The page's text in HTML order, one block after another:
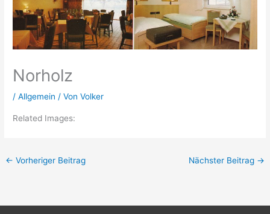
Norholz
/Allgemein / VonVolker
Related Images:
← Vorheriger Beitrag Nächster Beitrag →